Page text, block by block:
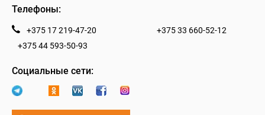
Телефоны:
+375 17 219-47-20
+375 33 660-52-12
+375 44 593-50-93
Социальные сети: